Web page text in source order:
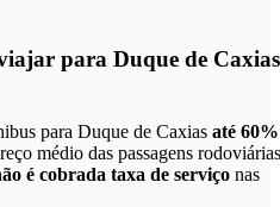
para Duque de Caxias
para Duque de Caxias até 60%
médio das passagens
é cobrada taxa de serviço nas